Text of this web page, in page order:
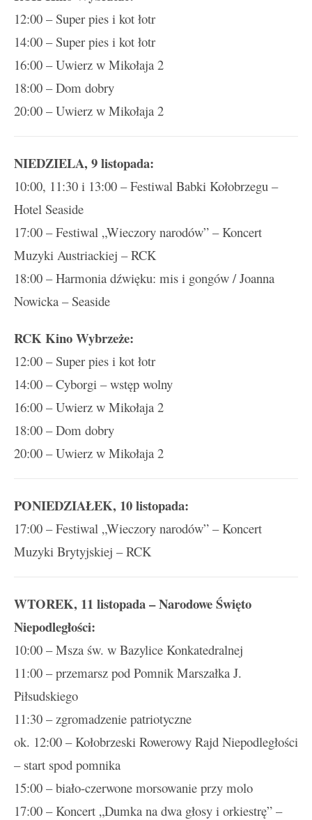
12:00 – Super pies i kot łotr
14:00 – Super pies i kot łotr
16:00 – Uwierz w Mikołaja 2
18:00 – Dom dobry
20:00 – Uwierz w Mikołaja 2
NIEDZIELA, 9 listopada:
10:00, 11:30 i 13:00 – Festiwal Babki Kołobrzegu –
Hotel Seaside
17:00 – Festiwal „Wieczory narodów” – Koncert
Muzyki Austriackiej – RCK
18:00 – Harmonia dźwięku: mis i gongów / Joanna
Nowicka – Seaside
RCK Kino Wybrzeże:
12:00 – Super pies i kot łotr
14:00 – Cyborgi – wstęp wolny
16:00 – Uwierz w Mikołaja 2
18:00 – Dom dobry
20:00 – Uwierz w Mikołaja 2
PONIEDZIAŁEK, 10 listopada:
17:00 – Festiwal „Wieczory narodów” – Koncert
Muzyki Brytyjskiej – RCK
WTOREK, 11 listopada – Narodowe Święto
Niepodległości:
10:00 – Msza św. w Bazylice Konkatedralnej
11:00 – przemarsz pod Pomnik Marszałka J.
Piłsudskiego
11:30 – zgromadzenie patriotyczne
ok. 12:00 – Kołobrzeski Rowerowy Rajd Niepodległości
– start spod pomnika
15:00 – biało-czerwone morsowanie przy molo
17:00 – Koncert „Dumka na dwa głosy i orkiestrę” –